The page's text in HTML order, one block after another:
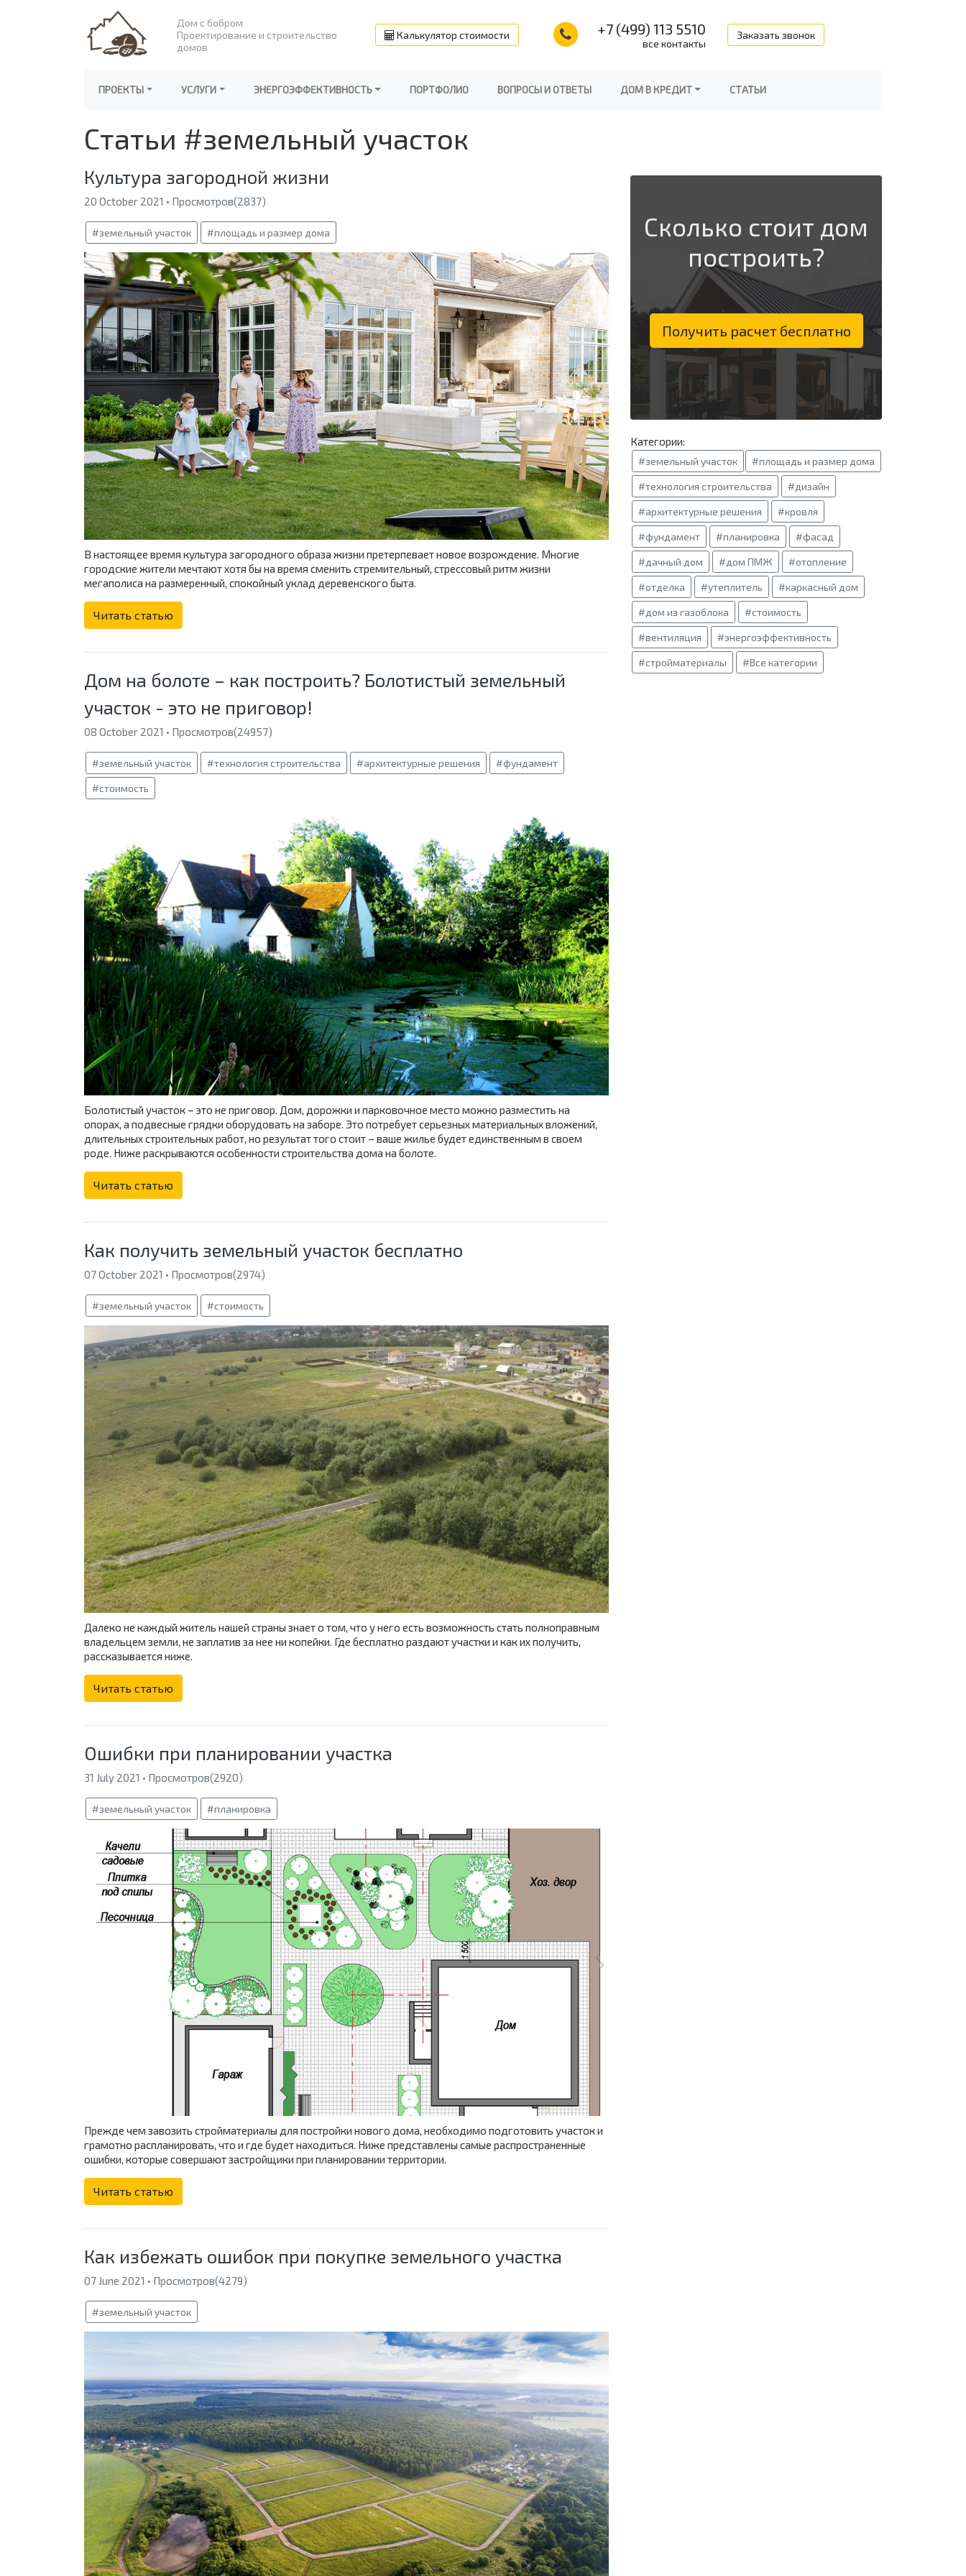
Дом с бобром
Проектирование и строительство
домов
Калькулятор стоимости +7 (499) 113 5510
все контакты
Заказать звонок
ПРОЕКТЫ УСЛУГИ ЭНЕРГОЭФФЕКТИВНОСТЬ ПОРТФОЛИО ВОПРОСЫ И ОТВЕТЫ ДОМ В КРЕДИТ СТАТЬИ
Статьи #земельный участок
Культура загородной жизни
20 October 2021 • Просмотров(2837)
#земельный участок #площадь и размер дома
В настоящее время культура загородного образа жизни претерпевает новое возрождение. Многие
городские жители мечтают хотя бы на время сменить стремительный, стрессовый ритм жизни
мегаполиса на размеренный, спокойный уклад деревенского быта.
Читать статью
Дом на болоте – как построить? Болотистый земельный
участок - это не приговор!
08 October 2021 • Просмотров(24957)
#земельный участок #технология строительства #архитектурные решения #фундамент
#стоимость
Болотистый участок – это не приговор. Дом, дорожки и парковочное место можно разместить на
опорах, а подвесные грядки оборудовать на заборе. Это потребует серьезных материальных вложений,
длительных строительных работ, но результат того стоит – ваше жилье будет единственным в своем
роде. Ниже раскрываются особенности строительства дома на болоте.
Читать статью
Как получить земельный участок бесплатно
07 October 2021 • Просмотров(2974)
#земельный участок #стоимость
Далеко не каждый житель нашей страны знает о том, что у него есть возможность стать полноправным
владельцем земли, не заплатив за нее ни копейки. Где бесплатно раздают участки и как их получить,
рассказывается ниже.
Читать статью
Ошибки при планировании участка
31 July 2021 • Просмотров(2920)
#земельный участок #планировка
Прежде чем завозить стройматериалы для постройки нового дома, необходимо подготовить участок и
грамотно распланировать, что и где будет находиться. Ниже представлены самые распространенные
ошибки, которые совершают застройщики при планировании территории.
Читать статью
Как избежать ошибок при покупке земельного участка
07 June 2021 • Просмотров(4279)
#земельный участок
Сколько стоит дом
построить?
Получить расчет бесплатно
Категории:
#земельный участок #площадь и размер дома
#технология строительства #дизайн
#архитектурные решения #кровля
#фундамент #планировка #фасад
#дачный дом #дом ПМЖ #отопление
#отделка #утеплитель #каркасный дом
#дом из газоблока #стоимость
#вентиляция #энергоэффективность
#стройматериалы #Все категории